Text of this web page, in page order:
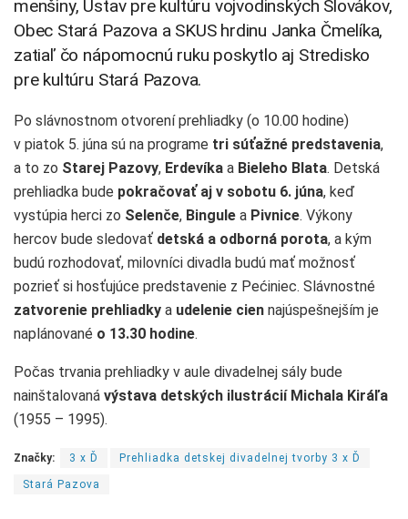
menšiny, Ústav pre kultúru vojvodinských Slovákov,
Obec Stará Pazova a SKUS hrdinu Janka Čmelíka,
zatiaľ čo nápomocnú ruku poskytlo aj Stredisko
pre kultúru Stará Pazova.
Po slávnostnom otvorení prehliadky (o 10.00 hodine)
v piatok 5. júna sú na programe tri súťažné predstavenia,
a to zo Starej Pazovy, Erdevíka a Bieleho Blata. Detská
prehliadka bude pokračovať aj v sobotu 6. júna, keď
vystúpia herci zo Selenče, Bingule a Pivnice. Výkony
hercov bude sledovať detská a odborná porota, a kým
budú rozhodovať, milovníci divadla budú mať možnosť
pozrieť si hosťujúce predstavenie z Pećiniec. Slávnostné
zatvorenie prehliadky a udelenie cien najúspešnejším je
naplánované o 13.30 hodine.
Počas trvania prehliadky v aule divadelnej sály bude
nainštalovaná výstava detských ilustrácií Michala Kiráľa
(1955 – 1995).
Značky: 3 x Ď Prehliadka detskej divadelnej tvorby 3 x Ď
Stará Pazova